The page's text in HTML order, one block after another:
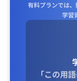
有料プランでは、
学習
「この用